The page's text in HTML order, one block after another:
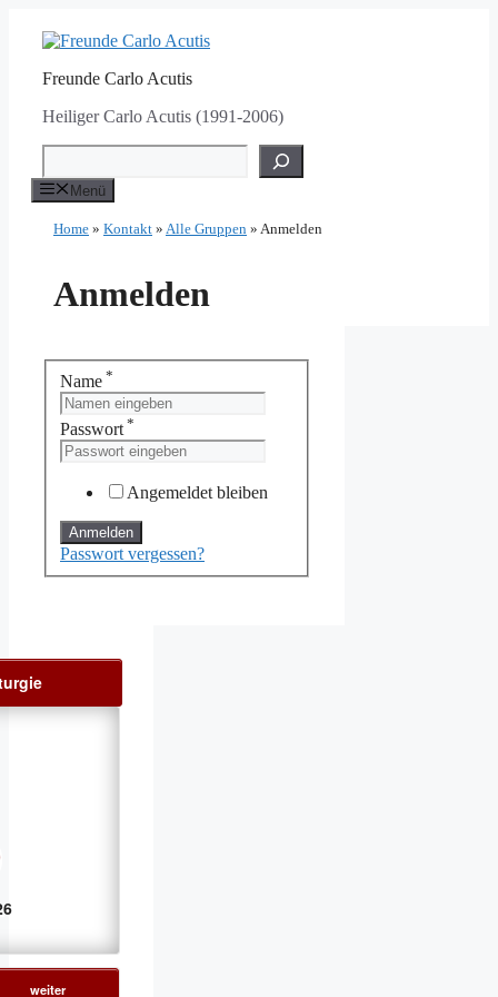
Inhalt
Freunde Carlo Acutis
Heiliger Carlo Acutis (1991-2006)
Suchen
Menü
Home » Kontakt » Alle Gruppen » Anmelden
Anmelden
Name *
Passwort *
Angemeldet bleiben
Passwort vergessen?
weiter